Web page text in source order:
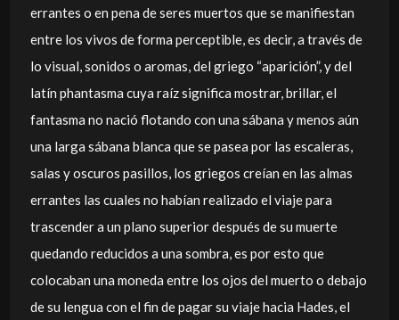
errantes o en pena de seres muertos que se manifiestan
entre los vivos de forma perceptible, es decir, a través de
lo visual, sonidos o aromas, del griego “aparición”, y del
latín phantasma cuya raíz significa mostrar, brillar, el
fantasma no nació flotando con una sábana y menos aún
una larga sábana blanca que se pasea por las escaleras,
salas y oscuros pasillos, los griegos creían en las almas
errantes las cuales no habían realizado el viaje para
trascender a un plano superior después de su muerte
quedando reducidos a una sombra, es por esto que
colocaban una moneda entre los ojos del muerto o debajo
de su lengua con el fin de pagar su viaje hacia Hades, el